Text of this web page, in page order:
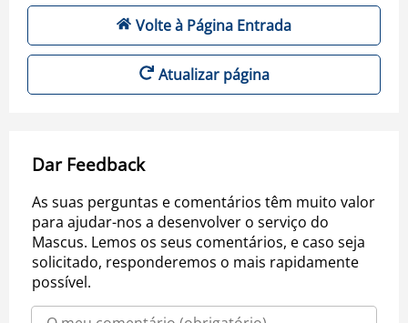
Volte à Página Entrada
Atualizar página
Dar Feedback
As suas perguntas e comentários têm muito valor
para ajudar-nos a desenvolver o serviço do
Mascus. Lemos os seus comentários, e caso seja
solicitado, responderemos o mais rapidamente
possível.